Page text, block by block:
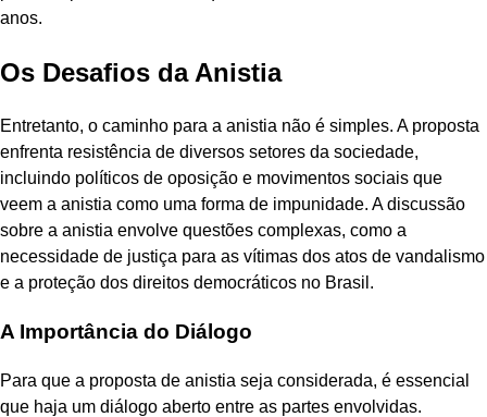
anos.
Os Desafios da Anistia
Entretanto, o caminho para a anistia não é simples. A proposta
enfrenta resistência de diversos setores da sociedade,
incluindo políticos de oposição e movimentos sociais que
veem a anistia como uma forma de impunidade. A discussão
sobre a anistia envolve questões complexas, como a
necessidade de justiça para as vítimas dos atos de vandalismo
e a proteção dos direitos democráticos no Brasil.
A Importância do Diálogo
Para que a proposta de anistia seja considerada, é essencial
que haja um diálogo aberto entre as partes envolvidas.